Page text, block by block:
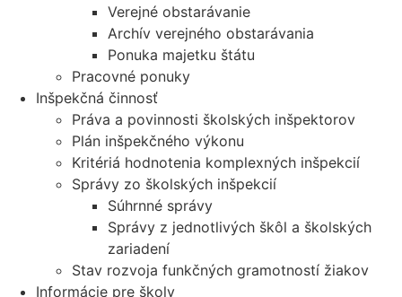
Verejné obstarávanie
Archív verejného obstarávania
Ponuka majetku štátu
Pracovné ponuky
Inšpekčná činnosť
Práva a povinnosti školských inšpektorov
Plán inšpekčného výkonu
Kritériá hodnotenia komplexných inšpekcií
Správy zo školských inšpekcií
Súhrnné správy
Správy z jednotlivých škôl a školských
zariadení
Stav rozvoja funkčných gramotností žiakov
Informácie pre školy